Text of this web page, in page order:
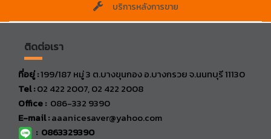
บริการหลังการขาย
ติดต่อเรา
ที่อยู่ :199/187 หมู่ 3 ต.บางขุนกอง อ.บางกรวย จ.นนทบุรี 11130
Tel :02 422 2007, 02 422 2008
Office : 086-332 9390
E-mail :aaanicesaver@yahoo.com
: 0863329390